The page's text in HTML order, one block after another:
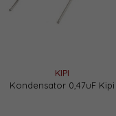
KIPI
Kondensator 0,47uF Kipi